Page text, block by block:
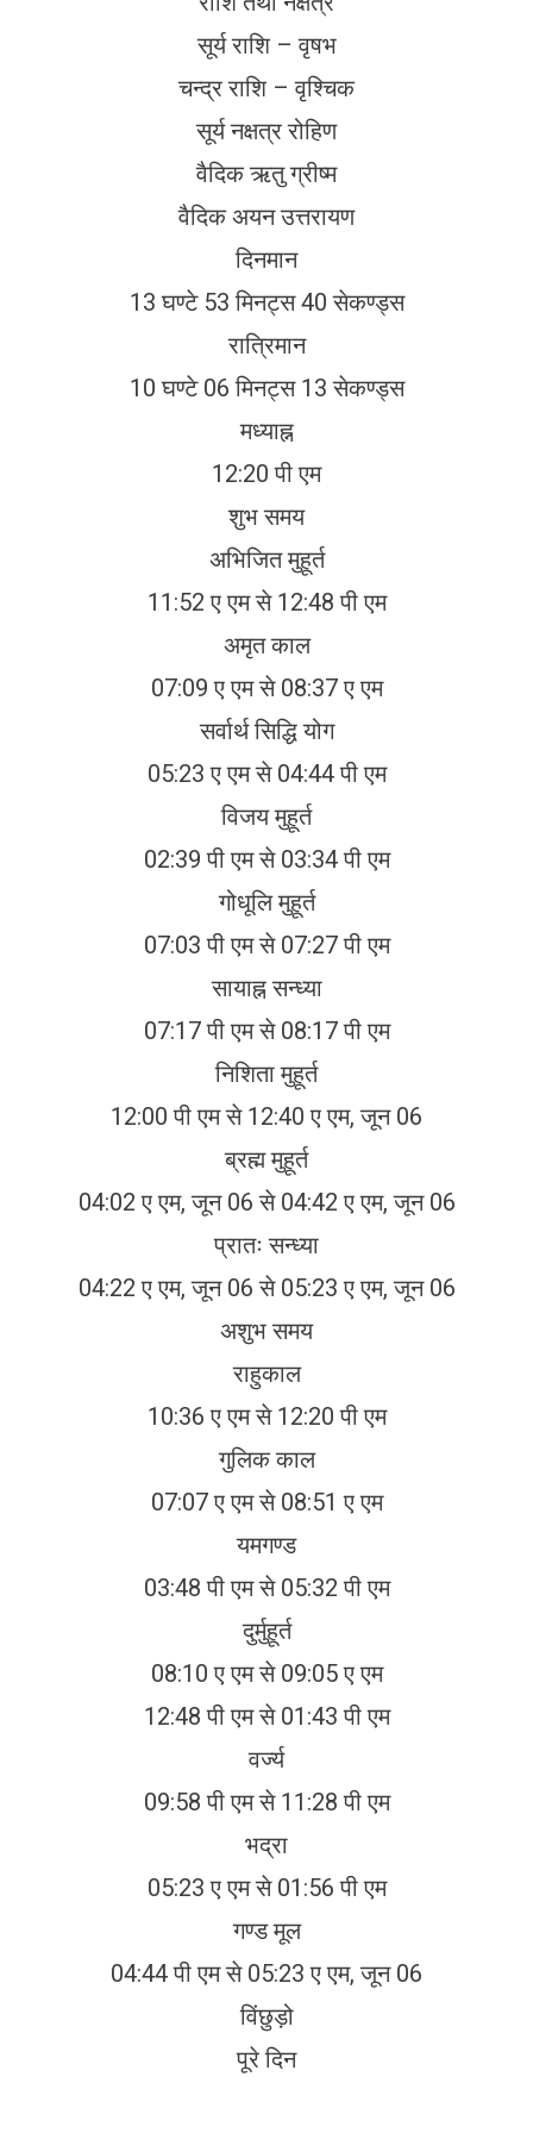
सूर्य राशि – वृषभ
चन्द्र राशि – वृश्चिक
सूर्य नक्षत्र रोहिण
वैदिक ऋतु ग्रीष्म
वैदिक अयन उत्तरायण
दिनमान
13 घण्टे 53 मिनट्स 40 सेकण्ड्स
रात्रिमान
10 घण्टे 06 मिनट्स 13 सेकण्ड्स
मध्याह्न
12:20 पी एम
शुभ समय
अभिजित मुहूर्त
11:52 ए एम से 12:48 पी एम
अमृत काल
07:09 ए एम से 08:37 ए एम
सर्वार्थ सिद्धि योग
05:23 ए एम से 04:44 पी एम
विजय मुहूर्त
02:39 पी एम से 03:34 पी एम
गोधूलि मुहूर्त
07:03 पी एम से 07:27 पी एम
सायाह्न सन्ध्या
07:17 पी एम से 08:17 पी एम
निशिता मुहूर्त
12:00 पी एम से 12:40 ए एम, जून 06
ब्रह्म मुहूर्त
04:02 ए एम, जून 06 से 04:42 ए एम, जून 06
प्रातः सन्ध्या
04:22 ए एम, जून 06 से 05:23 ए एम, जून 06
अशुभ समय
राहुकाल
10:36 ए एम से 12:20 पी एम
गुलिक काल
07:07 ए एम से 08:51 ए एम
यमगण्ड
03:48 पी एम से 05:32 पी एम
दुर्मुहूर्त
08:10 ए एम से 09:05 ए एम
12:48 पी एम से 01:43 पी एम
वर्ज्य
09:58 पी एम से 11:28 पी एम
भद्रा
05:23 ए एम से 01:56 पी एम
गण्ड मूल
04:44 पी एम से 05:23 ए एम, जून 06
विंछुड़ो
पूरे दिन